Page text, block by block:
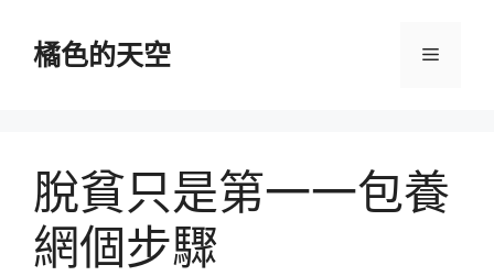
橘色的天空 選
脫貧只是第一一包養
網個步驟